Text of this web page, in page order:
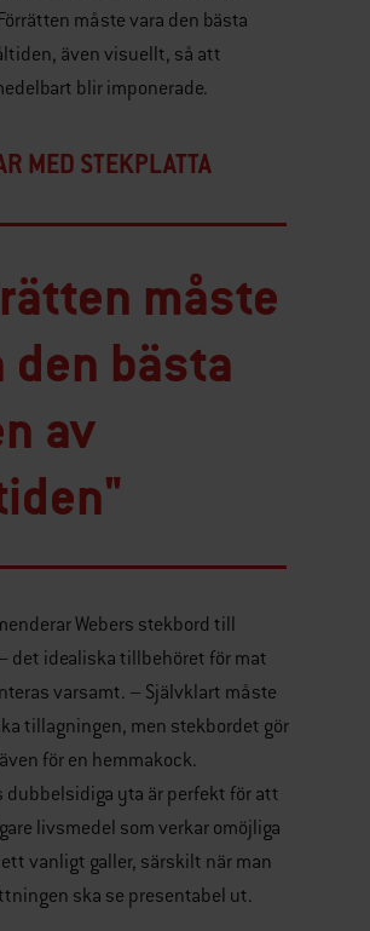
måste vara den bästa
även visuellt, så att
blir imponerade.
MED STEKPLATTA
måste
den bästa
av
Webers stekbord till
det idealiska tillbehöret för mat
varsamt. – Självklart måste
tillagningen, men stekbordet gör
för en hemmakock.
dubbelsidiga yta är perfekt för att
livsmedel som verkar omöjliga
vanligt galler, särskilt när man
ska se presentabel ut.